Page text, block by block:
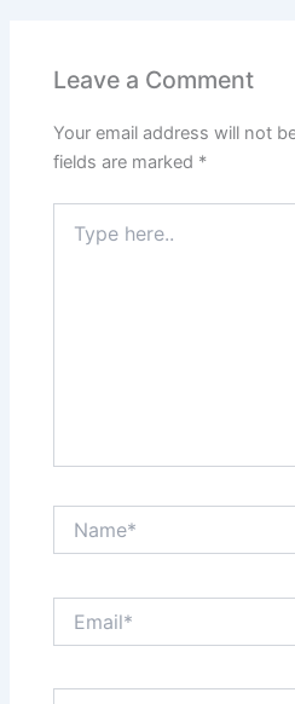
Leave a Comment
Your email address will not
fields are marked *
here..